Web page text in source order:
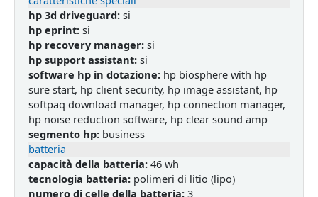
hp 3d driveguard:si
hp eprint:si
hp recovery manager:si
hp support assistant:si
software hp in dotazione:hp biosphere with hp
sure start, hp client security, hp image assistant, hp
softpaq download manager, hp connection manager,
hp noise reduction software, hp clear sound amp
segmento hp:business
batteria
capacità della batteria:46 wh
tecnologia batteria:polimeri di litio (lipo)
numero di celle della batteria:3